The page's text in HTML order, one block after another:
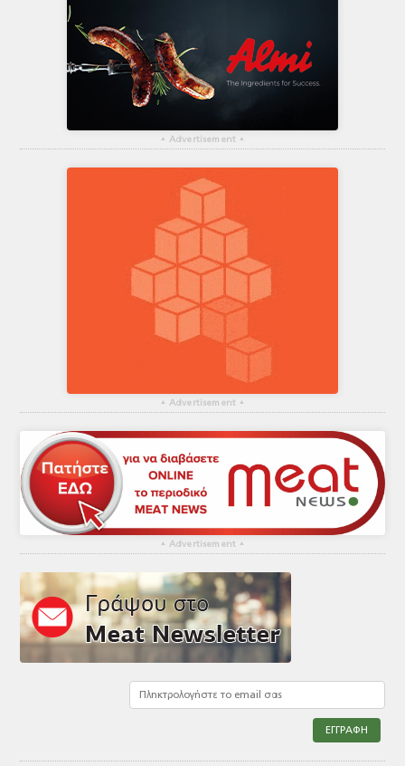
▴ Advertisement ▴
▴ Advertisement ▴
▴ Advertisement ▴